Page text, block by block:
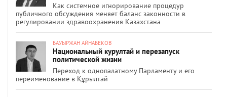
Как системное игнорирование процедур
публичного обсуждения меняет баланс законности в
регулировании здравоохранения Казахстана
БАУЫРЖАН АЙНАБЕКОВ
Национальный курултай и перезапуск
политической жизни
Переход к однопалатному Парламенту и его
переименование в Құрылтай